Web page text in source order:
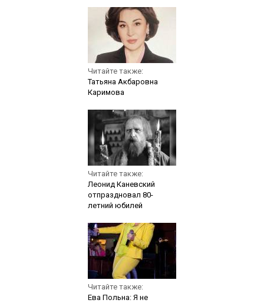
Читайте также:
Татьяна Акбаровна
Каримова
Читайте также:
Леонид Каневский
отпраздновал 80-
летний юбилей
Читайте также:
Ева Польна: Я не